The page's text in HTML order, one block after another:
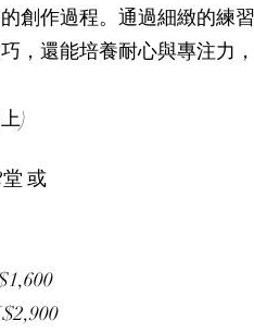
創作過程。通過細緻的練
，還能培養耐心與專注力
)
或